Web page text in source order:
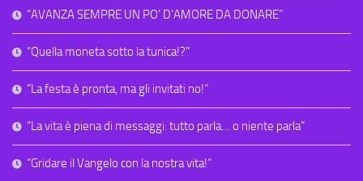
“AVANZA SEMPRE UN PO’ D’AMORE DA DONARE”
“Quella moneta sotto la tunica!?”
“La festa è pronta, ma gli invitati no!”
“La vita è piena di messaggi: tutto parla… o niente parla”
“Gridare il Vangelo con la nostra vita!”